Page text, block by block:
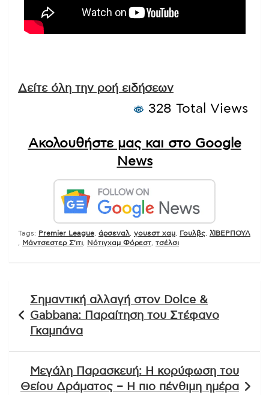
Δείτε όλη την ροή ειδήσεων
328 Total Views
Ακολουθήστε μας και στο Google
News
Tags: Premier League άρσεναλ γουεστ χαμ Γουλβς λΊΒΕΡΠΟΥΛ
Μάντσεστερ Σ'ιτι Νότιγχαμ Φόρεστ τσέλσι
άρθρων
Σημαντική αλλαγή στον Dolce &
Gabbana: Παραίτηση του Στέφανο
Γκαμπάνα
Μεγάλη Παρασκευή: Η κορύφωση του
Θείου Δράματος – Η πιο πένθιμη ημέρα